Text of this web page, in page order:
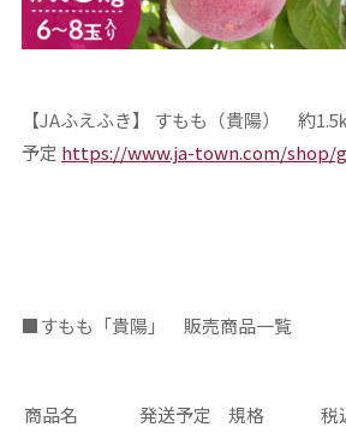
【JAふえふき】 すもも（貴陽） 約
予定 https://www.ja-town.com/shop/
■すもも「貴陽」 販売商品一覧
商品名
発送予定
規格
税